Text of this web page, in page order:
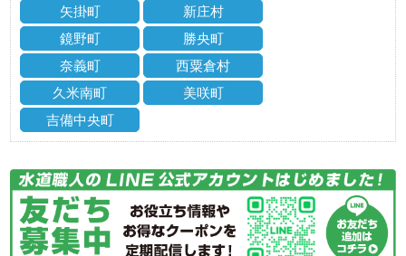
矢掛町
新庄村
鏡野町
勝央町
奈義町
西粟倉村
久米南町
美咲町
吉備中央町